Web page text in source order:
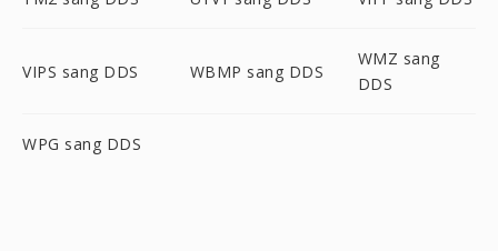
VIPS sang DDS WBMP sang DDS
WMZ sang
DDS
WPG sang DDS